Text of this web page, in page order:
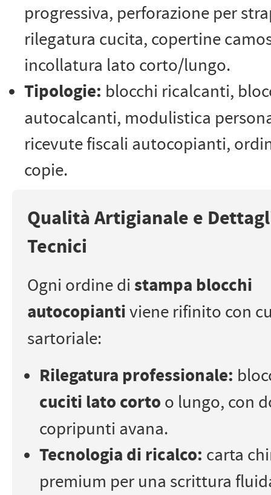
progressiva, perforazione per
rilegatura cucita, copertine
incollatura lato corto/lungo.
Tipologie: blocchi ricalcanti,
autocalcanti, modulistica
ricevute fiscali autocopianti,
copie.
Qualità Artigianale e
Tecnici
Ogni ordine distampa blocchi
autocopiantiviene rifinito con
sartoriale:
Rilegatura professionale:
cuciti lato corto o lungo, con
copripunti avana.
Tecnologia di ricalco: carta
premium per una scrittura